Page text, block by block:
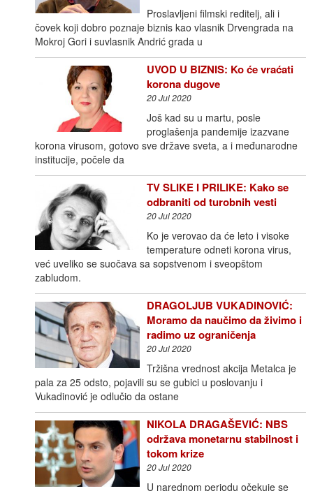
Proslavljeni filmski reditelj, ali i
čovek koji dobro poznaje biznis kao vlasnik Drvengrada na
Mokroj Gori i suvlasnik Andrić grada u
UVOD U BIZNIS: Ko će vraćati
korona dugove
20 Jul 2020
Još kad su u martu, posle
proglašenja pandemije izazvane
korona virusom, gotovo sve države sveta, a i međunarodne
institucije, počele da
TV SLIKE I PRILIKE: Kako se
odbraniti od turobnih vesti
20 Jul 2020
Ko je verovao da će leto i visoke
temperature odneti korona virus,
već uveliko se suočava sa sopstvenom i sveopštom
zabludom.
DRAGOLJUB VUKADINOVIĆ:
Moramo da naučimo da živimo i
radimo uz ograničenja
20 Jul 2020
Tržišna vrednost akcija Metalca je
pala za 25 odsto, pojavili su se gubici u poslovanju i
Vukadinović je odlučio da ostane
NIKOLA DRAGAŠEVIĆ: NBS
održava monetarnu stabilnost i
tokom krize
20 Jul 2020
U narednom periodu očekuje se